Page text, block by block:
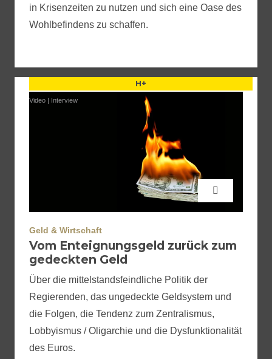
in Krisenzeiten zu nutzen und sich eine Oase des
Wohlbefindens zu schaffen.
Geld & Wirtschaft
Vom Enteignungsgeld zurück zum
gedeckten Geld
Über die mittel­stands­­­feindliche Politik der
Regierenden, das ungedeckte Geld­system und
die Folgen, die Tendenz zum Zentralismus,
Lobbyismus / Oligarchie und die Dysfunk­tionalität
des Euros.
H+
Video | Interview